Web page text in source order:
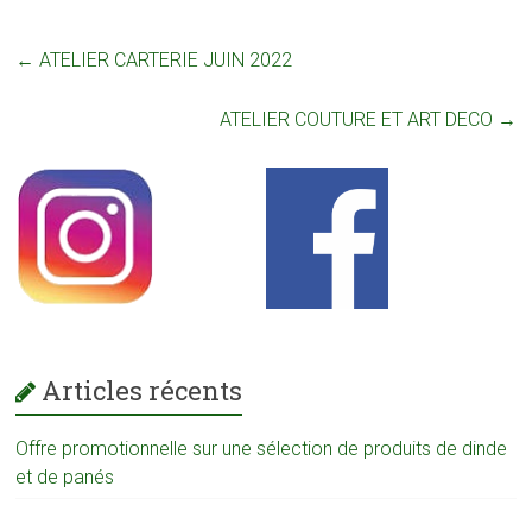
← ATELIER CARTERIE JUIN 2022
ATELIER COUTURE ET ART DECO →
Articles récents
Offre promotionnelle sur une sélection de produits de dinde
et de panés